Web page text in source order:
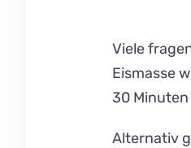
Viele
Eismasse
30
Alternativ